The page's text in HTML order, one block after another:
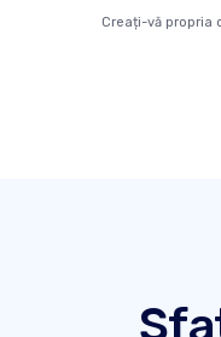
Creați-vă propria